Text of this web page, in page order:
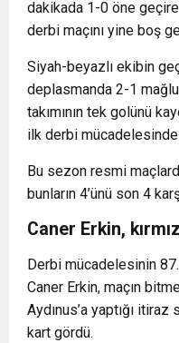
dakikada 1-0 öne
derbi maçını yine boş
Siyah-beyazlı ekibin
deplasmanda 2-1
takımının tek golünü
ilk derbi mücadelesinde
Bu sezon resmi
bunların 4’ünü son 4
Caner Erkin,
Derbi mücadelesinin
Caner Erkin, maçın
Aydınus’a yaptığı itiraz
kart gördü.